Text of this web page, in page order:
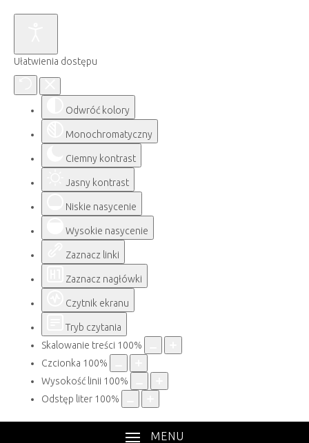
Ułatwienia dostępu
Odwróć kolory
Monochromatyczny
Ciemny kontrast
Jasny kontrast
Niskie nasycenie
Wysokie nasycenie
Zaznacz linki
Zaznacz nagłówki
Czytnik ekranu
Tryb czytania
Skalowanie treści 100%
Czcionka 100%
Wysokość linii 100%
Odstęp liter 100%
MENU